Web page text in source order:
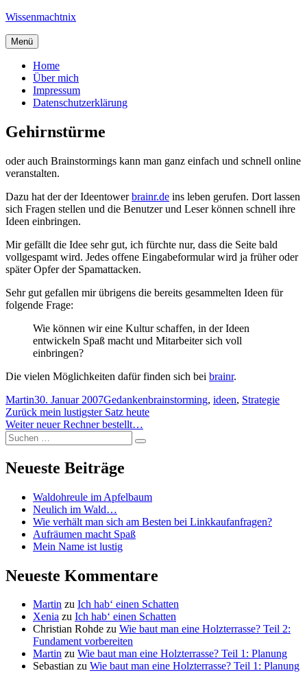
Zum
springen
Wissenmachtnix
Menü
Home
Über mich
Impressum
Datenschutzerklärung
Gehirnstürme
oder auch Brainstormings kann man ganz einfach und schnell online
veranstalten.
Dazu hat der der Ideentowerbrainr.de ins leben gerufen. Dort lassen
sich Fragen stellen und die Benutzer und Leser können schnell ihre
Ideen einbringen.
Mir gefällt die Idee sehr gut, ich fürchte nur, dass die Seite bald
vollgespamt wird. Jedes offene Eingabeformular wird ja früher oder
später Opfer der Spamattacken.
Sehr gut gefallen mir übrigens die bereits gesammelten Ideen für
folgende Frage:
Wie können wir eine Kultur schaffen, in der Ideen
entwickeln Spaß macht und Mitarbeiter sich voll
einbringen?
Die vielen Möglichkeiten dafür finden sich bei brainr.
Autor
MartinVeröffentlicht
am
30. Januar 2007Kategorien
GedankenSchlagwörter
brainstorming, ideen, Strategie
Beitragsnavigation
Zurück Vorheriger
Beitrag:
mein lustigster Satz heute
Weiter Nächster
Beitrag:
neuer Rechner bestellt…
Suchen
nach:
Suchen
Neueste Beiträge
Waldohreule im Apfelbaum
Neulich im Wald…
Wie verhält man sich am Besten bei Linkkaufanfragen?
Aufräumen macht Spaß
Mein Name ist lustig
Neueste Kommentare
Martin zu Ich hab‘ einen Schatten
Xenia zu Ich hab‘ einen Schatten
Christian Rohde zu Wie baut man eine Holzterrasse? Teil 2:
Fundament vorbereiten
Martin zu Wie baut man eine Holzterrasse? Teil 1: Planung
Sebastian zu Wie baut man eine Holzterrasse? Teil 1: Planung